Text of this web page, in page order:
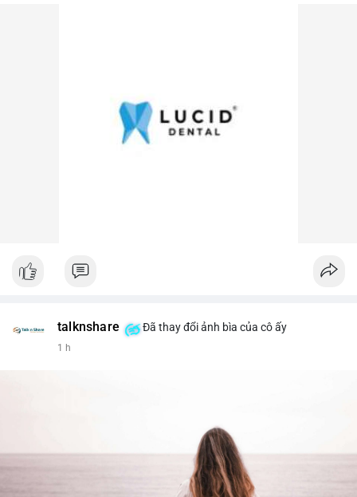
talknshare Đã thay đổi ảnh bìa của cô ấy
1 h